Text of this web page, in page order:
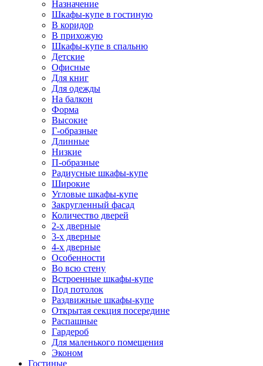
Назначение
Шкафы-купе в гостиную
В коридор
В прихожую
Шкафы-купе в спальню
Детские
Офисные
Для книг
Для одежды
На балкон
Форма
Высокие
Г-образные
Длинные
Низкие
П-образные
Радиусные шкафы-купе
Широкие
Угловые шкафы-купе
Закругленный фасад
Количество дверей
2-х дверные
3-х дверные
4-х дверные
Особенности
Во всю стену
Встроенные шкафы-купе
Под потолок
Раздвижные шкафы-купе
Открытая секция посередине
Распашные
Гардероб
Для маленького помещения
Эконом
Гостиные